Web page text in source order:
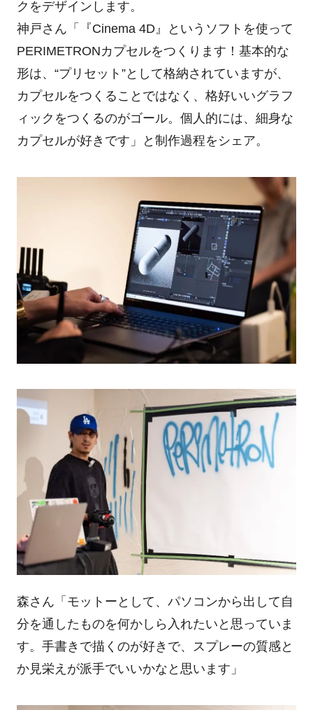
クをデザインします。
神戸さん「『Cinema 4D』というソフトを使って
PERIMETRONカプセルをつくります！基本的な
形は、“プリセット”として格納されていますが、
カプセルをつくることではなく、格好いいグラフ
ィックをつくるのがゴール。個人的には、細身な
カプセルが好きです」と制作過程をシェア。
森さん「モットーとして、パソコンから出して自
分を通したものを何かしら入れたいと思っていま
す。手書きで描くのが好きで、スプレーの質感と
か見栄えが派手でいいかなと思います」